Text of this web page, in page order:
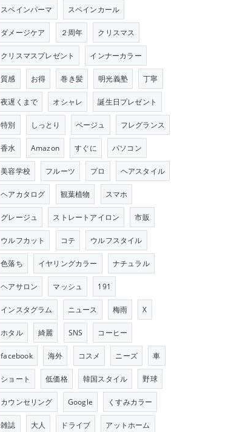
スペインパーマ スペインカール
ダメージケア ２周年 クリスマス
クリスマスプレゼント インナーカラー
質感 お得 巻き髪 明光義塾 丁寧
夜遅くまで オシャレ 誕生日プレゼント
特別 しっとり ベージュ フレグランス
香水 Amazon すぐに パソコン
美容学校 フルーツ プロ ヘアスタイル
ヘアカタログ 観葉植物 スマホ
グレージュ ストレートアイロン 市販
ウルフカット コテ ウルフスタイル
色落ち イヤリングカラー ナチュラル
ヘアサロン マッシュ 191
インスタグラム ニュース 梅雨 X
ホタル 綺麗 SNS コーヒー
facebook 海外 コスメ ニーズ 車
ショート 低価格 韓国スタイル 野球
カウンセリング Google くすみカラー
雑誌 大人 ドライブ アットホーム